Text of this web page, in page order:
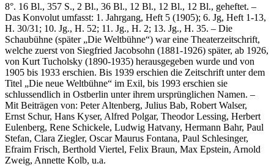
8°. 16 Bl., 357 S., 2 Bl., 36 Bl., 12 Bl., 12 Bl., 12 Bl., geheftet. –
Das Konvolut umfasst: 1. Jahrgang, Heft 5 (1905); 6. Jg, Heft 1-13,
H. 30/31; 10. Jg., H. 52; 11. Jg., H. 2; 13. Jg., H. 35. – Die
Schaubühne (später „Die Weltbühne“) war eine Theaterzeitschrift,
welche zuerst von Siegfried Jacobsohn (1881-1926) später, ab 1926,
von Kurt Tucholsky (1890-1935) herausgegeben wurde und von
1905 bis 1933 erschien. Bis 1939 erschien die Zeitschrift unter dem
Titel „Die neue Weltbühne“ im Exil, bis 1993 erschien sie
schlussendlich in Ostberlin unter ihrem ursprünglichen Namen. –
Mit Beiträgen von: Peter Altenberg, Julius Bab, Robert Walser,
Ernst Schur, Hans Kyser, Alfred Polgar, Theodor Lessing, Herbert
Eulenberg, Rene Schickele, Ludwig Hatvany, Hermann Bahr, Paul
Stefan, Clara Ziegler, Oscar Maurus Fontana, Paul Schlesinger,
Efraim Frisch, Berthold Viertel, Felix Braun, Max Epstein, Arnold
Zweig, Annette Kolb, u.a.